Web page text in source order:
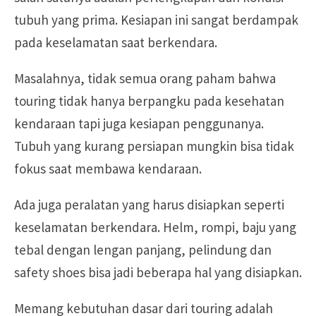
tubuh yang prima. Kesiapan ini sangat berdampak
pada keselamatan saat berkendara.
Masalahnya, tidak semua orang paham bahwa
touring tidak hanya berpangku pada kesehatan
kendaraan tapi juga kesiapan penggunanya.
Tubuh yang kurang persiapan mungkin bisa tidak
fokus saat membawa kendaraan.
Ada juga peralatan yang harus disiapkan seperti
keselamatan berkendara. Helm, rompi, baju yang
tebal dengan lengan panjang, pelindung dan
safety shoes bisa jadi beberapa hal yang disiapkan.
Memang kebutuhan dasar dari touring adalah